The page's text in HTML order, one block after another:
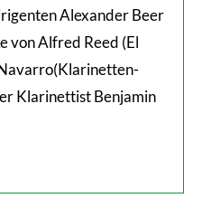
Alexander Beer
von Alfred Reed (El
Klarinettist Benjamin